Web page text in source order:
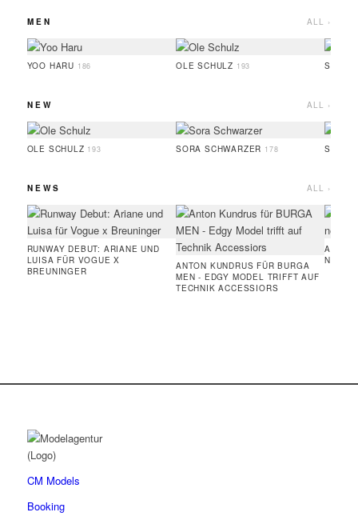
MEN ALL ›
YOO HARU 186 OLE SCHULZ 193 SIMON
NEW ALL ›
OLE SCHULZ 193 SORA SCHWARZER 178
NEWS ALL ›
RUNWAY DEBUT: ARIANE UND
LUISA FÜR VOGUE X
BREUNINGER
ANTON KUNDRUS FÜR BURGA
MEN - EDGY MODEL TRIFFT AUF
TECHNIK ACCESSIORS
AMIE
NEUE
CM Models
Booking